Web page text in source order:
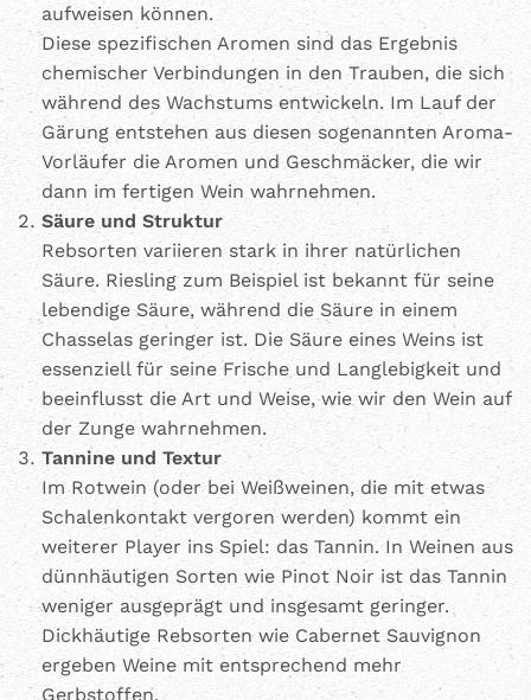
aufweisen können.
Diese spezifischen Aromen sind das Ergebnis
chemischer Verbindungen in den Trauben, die sich
während des Wachstums entwickeln. Im Lauf der
Gärung entstehen aus diesen sogenannten Aroma-
Vorläufer die Aromen und Geschmäcker, die wir
dann im fertigen Wein wahrnehmen.
Säure und Struktur
Rebsorten variieren stark in ihrer natürlichen
Säure. Riesling zum Beispiel ist bekannt für seine
lebendige Säure, während die Säure in einem
Chasselas geringer ist. Die Säure eines Weins ist
essenziell für seine Frische und Langlebigkeit und
beeinflusst die Art und Weise, wie wir den Wein auf
der Zunge wahrnehmen.
Tannine und Textur
Im Rotwein (oder bei Weißweinen, die mit etwas
Schalenkontakt vergoren werden) kommt ein
weiterer Player ins Spiel: das Tannin. In Weinen aus
dünnhäutigen Sorten wie Pinot Noir ist das Tannin
weniger ausgeprägt und insgesamt geringer.
Dickhäutige Rebsorten wie Cabernet Sauvignon
ergeben Weine mit entsprechend mehr
Gerbstoffen.